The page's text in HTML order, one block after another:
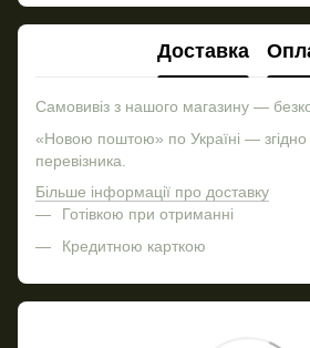
Доставка
Самовивіз з нашого магазину —
«Новою поштою» по Україні —
перевізника.
Більше інформації про доставку
Готівкою при отриманні
Кредитною карткою